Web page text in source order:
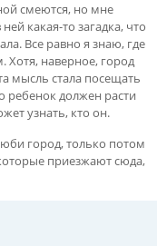
смеются, но мне
какая-то загадка, что
Все равно я знаю, где
наверное, город
мысль стала посещать
ребенок должен расти
узнать, кто он.
город, только потом
приезжают сюда,